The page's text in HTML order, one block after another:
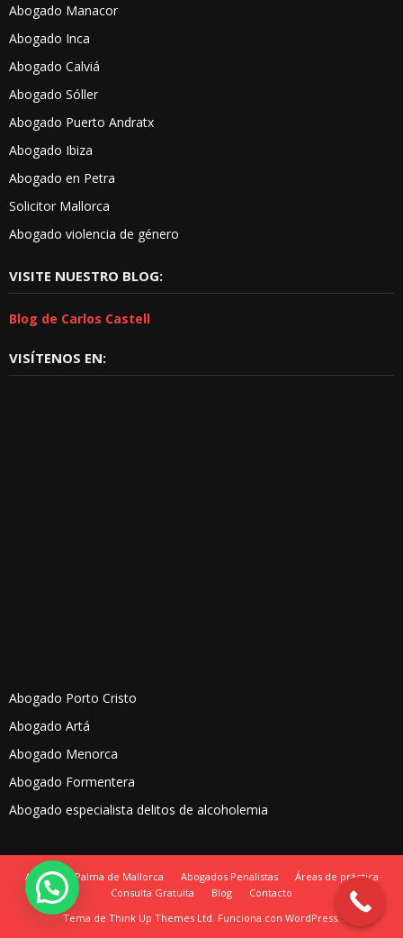
Abogado Manacor
Abogado Inca
Abogado Calviá
Abogado Sóller
Abogado Puerto Andratx
Abogado Ibiza
Abogado en Petra
Solicitor Mallorca
Abogado violencia de género
VISITE NUESTRO BLOG:
Blog de Carlos Castell
VISÍTENOS EN:
Abogado Porto Cristo
Abogado Artá
Abogado Menorca
Abogado Formentera
Abogado especialista delitos de alcoholemia
Abogados Palma de Mallorca Abogados Penalistas
Áreas de práctica
Consulta Gratuita
Blog
Contacto
Tema de Think Up Themes Ltd. Funciona con WordPress.